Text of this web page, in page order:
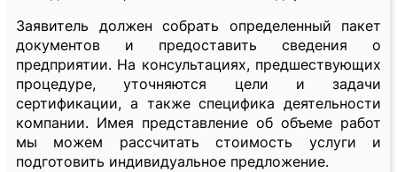
Заявитель должен собрать определенный пакет
документов и предоставить сведения о
предприятии. На консультациях, предшествующих
процедуре, уточняются цели и задачи
сертификации, а также специфика деятельности
компании. Имея представление об объеме работ
мы можем рассчитать стоимость услуги и
подготовить индивидуальное предложение.